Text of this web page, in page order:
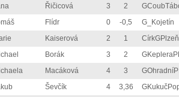
Řičicová 3 2
Flídr 0 -0,5
G_Kojetín
Kaiserová 2 1
CírkGPlzeň
Borák 3 2
Macáková 4 3
Ševčík 4 3,36